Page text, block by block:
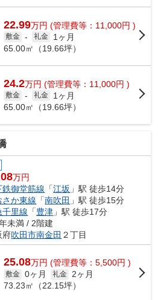
22.99万円 (管理費等：11,000円 )
敷金 - 礼金
1ヶ月
65.00㎡（19.66坪）
24.2万円 (管理費等：11,000円 )
敷金 - 礼金
1ヶ月
65.00㎡（19.66坪）
万円
鉄御堂筋線 「江坂 」駅 徒歩14分
さか東線 「南吹田 」駅 徒歩15分
千里線 「豊津 」駅 徒歩17分
未満 / 2階建
府吹田市南金田 ２丁目
25.08万円 (管理費等：5,500円 )
敷金 0ヶ月 礼金 2ヶ月
73.23㎡（22.15坪）